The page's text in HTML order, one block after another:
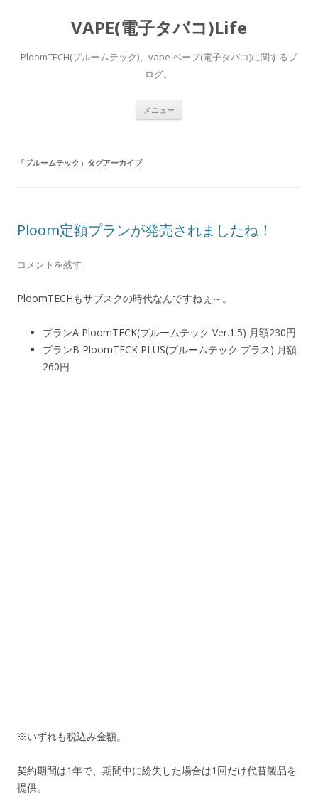
VAPE(電子タバコ)Life
PloomTECH(プルームテック)、vape ベープ(電子タバコ)に関するブ
ログ。
メニュー
「プルームテック 」タグアーカイブ
Ploom定額プランが発売されましたね！
コメントを残す
PloomTECHもサブスクの時代なんですねぇ～。
プランA PloomTECK(プルームテック Ver.1.5) 月額230円
プランB PloomTECK PLUS(プルームテック プラス) 月額
260円
※いずれも税込み金額。
契約期間は1年で、期間中に紛失した場合は1回だけ代替製品を
提供。